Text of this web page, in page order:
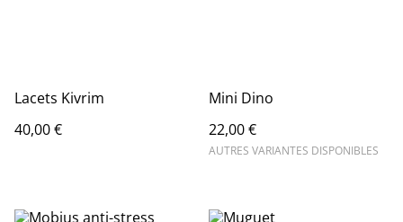
Lacets Kivrim
40,00 €
Mini Dino
22,00 €
AUTRES VARIANTES DISPONIBLES